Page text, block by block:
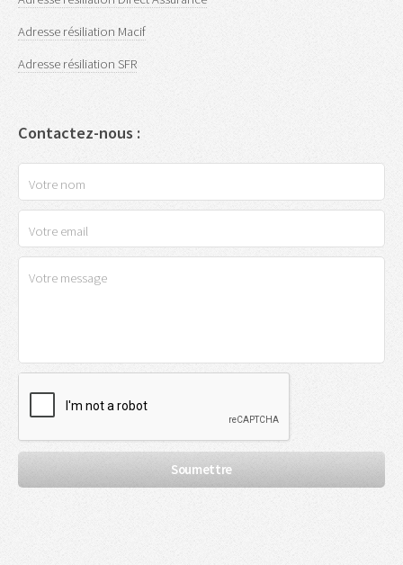
Adresse résiliation Macif
Adresse résiliation SFR
Contactez-nous :